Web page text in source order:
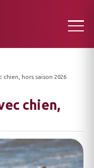
chien, hors saison 2026
chien,